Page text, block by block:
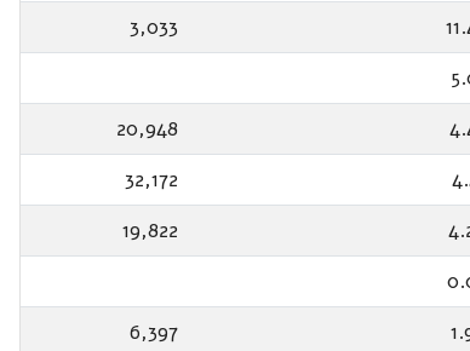
3,033
20,948
32,172
19,822
6,397